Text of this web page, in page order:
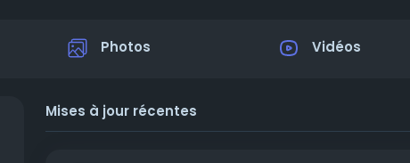
Photos Vidéos
Mises à jour récentes